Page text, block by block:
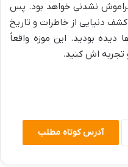
نشدنی خواهد بود. پس
دنیایی از خاطرات و تاریخ
بودید. این موزه واقعاً
تجربه اش کنید.
آدرس کوتاه مطلب